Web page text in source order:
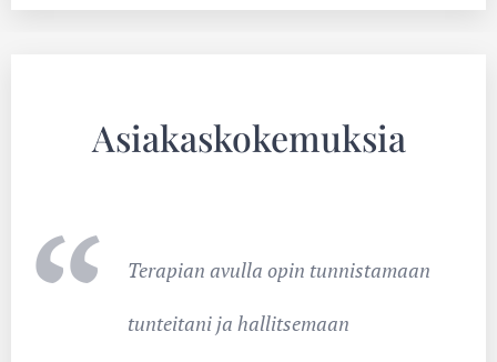
Asiakaskokemuksia
Terapian avulla opin tunnistamaan
tunteitani ja hallitsemaan